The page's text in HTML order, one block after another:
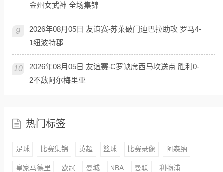
金州女武神 全场集锦
9
2026年08月05日 友谊赛-苏莱破门迪巴拉助攻 罗马4-
1纽波特郡
10
2026年08月05日 友谊赛-C罗缺席西马坎送点 胜利0-
2不敌阿尔梅里亚
热门标签
足球 比赛集锦 英超 篮球 比赛录像 阿森纳
皇家马德里 欧冠 曼城 NBA 曼联 利物浦